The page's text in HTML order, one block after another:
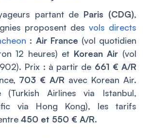
partant de Paris (CDG),
proposent des vols directs
: Air France (vol quotidien
12 heures) et Korean Air (vol
Prix : à partir de 661 € A/R
703 € A/R avec Korean Air.
(Turkish Airlines via Istanbul,
via Hong Kong), les tarifs
450 et 550 € A/R.